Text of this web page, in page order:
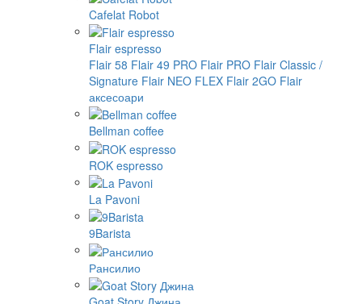
Cafelat Robot
Flair espresso
Flair 58 Flair 49 PRO Flair PRO Flair Classic /
Signature Flair NEO FLEX Flair 2GO Flair
аксесоари
Bellman coffee
ROK espresso
La Pavoni
9Barista
Рансилио